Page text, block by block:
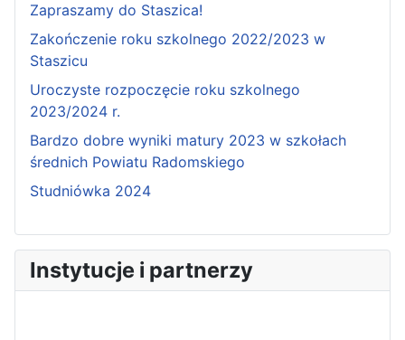
Zapraszamy do Staszica!
Zakończenie roku szkolnego 2022/2023 w
Staszicu
Uroczyste rozpoczęcie roku szkolnego
2023/2024 r.
Bardzo dobre wyniki matury 2023 w szkołach
średnich Powiatu Radomskiego
Studniówka 2024
Instytucje i partnerzy